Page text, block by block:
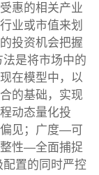
惠的相关产业
业或市值来划
投资机会把握
是将市场中的
在模型中，以
的基础，实现
动态量化投
见；广度—可
性—全面捕捉
置的同时严控